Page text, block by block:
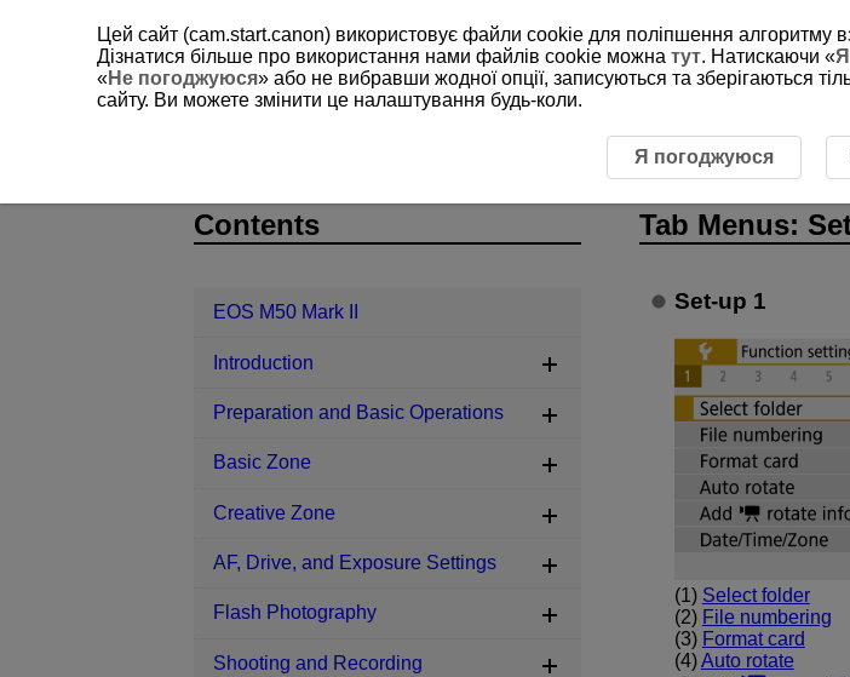
EOS M50 Mark II Set-up Tab Menus: Set-up
Tab Menus:
Set-up 1
(1) Select folder
(2) File numbering
(3) Format card
(4)Auto rotate
Contents
EOS M50 Mark II
Introduction
Preparation and Basic Operations
Basic Zone
Creative Zone
AF, Drive, and Exposure Settings
Flash Photography
Shooting and Recording
Цей сайт (cam.start.canon) використовує файли cookie для поліпшення алгоритму
Дізнатися більше про використання нами файлів cookie можна тут. Натискаючи «
«Не погоджуюся» або не вибравши жодної опції, записуються та зберігаються
сайту. Ви можете змінити це налаштування будь-коли.
Я погоджуюся